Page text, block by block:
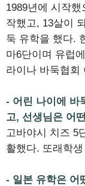
1989년에 시작
작했고, 13살이
둑 유학을 했다.
마6단이며 유럽
라이나 바둑협회
- 어린 나이에 바
고, 선생님은 어
고바야시 치즈 5
활했다. 또래학
- 일본 유학은 어